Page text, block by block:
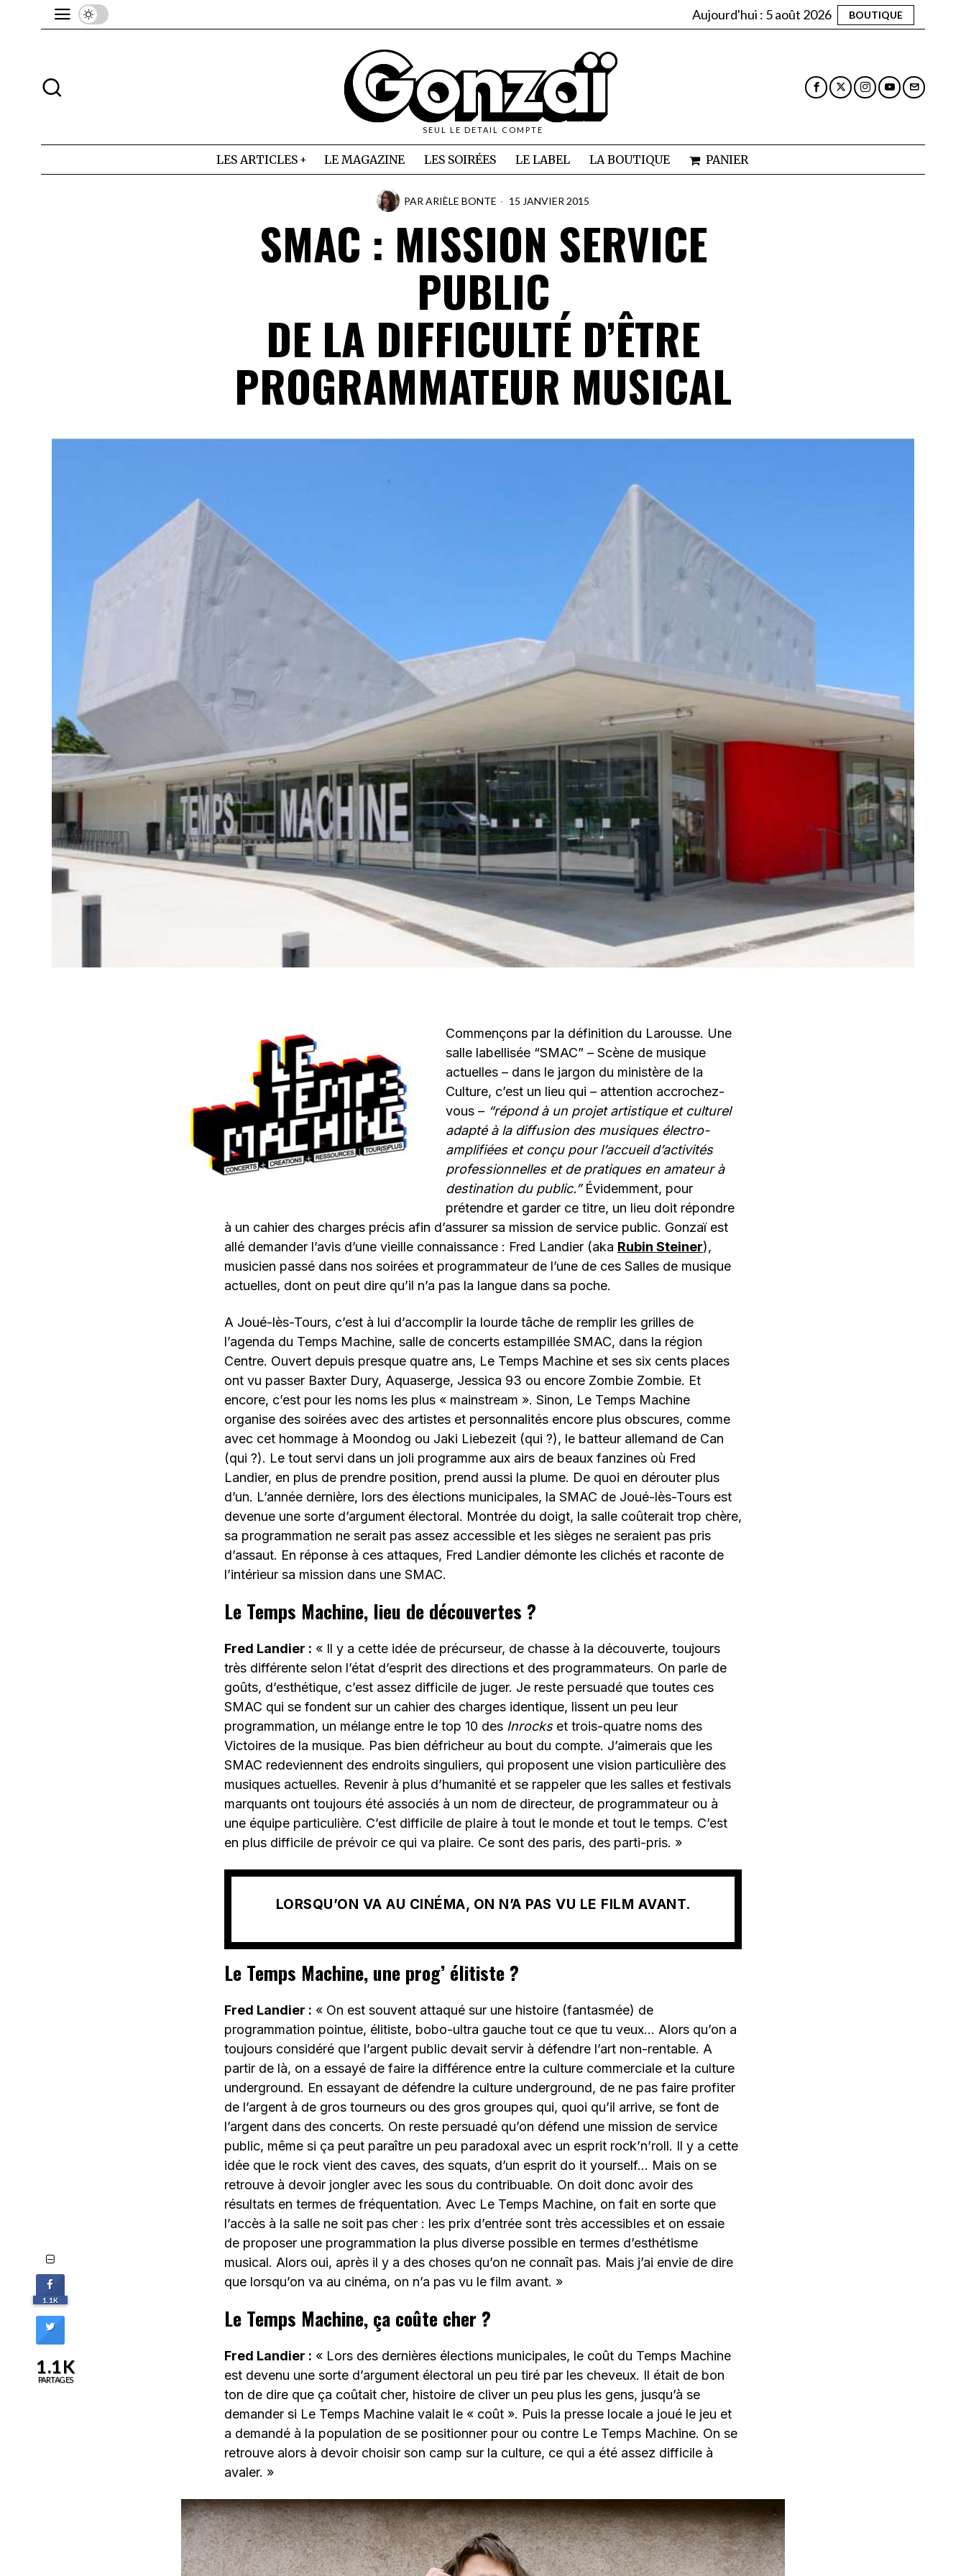
Aujourd'hui : 5 août 2026 BOUTIQUE
SEUL LE DETAIL COMPTE
LES ARTICLES LE MAGAZINE LES SOIRÉES LE LABEL LA BOUTIQUE PANIER
PAR ARIÈLE BONTE 15 JANVIER 2015
SMAC : MISSION SERVICE
PUBLIC
DE LA DIFFICULTÉ D’ÊTRE
PROGRAMMATEUR MUSICAL
Commençons par la définition du Larousse. Une
salle labellisée “SMAC” – Scène de musique
actuelles – dans le jargon du ministère de la
Culture, c’est un lieu qui – attention accrochez-
vous – “répond à un projet artistique et culturel
adapté à la diffusion des musiques électro-
amplifiées et conçu pour l’accueil d’activités
professionnelles et de pratiques en amateur à
destination du public.”Évidemment, pour
prétendre et garder ce titre, un lieu doit répondre
à un cahier des charges précis afin d’assurer sa mission de service public. Gonzaï est
allé demander l’avis d’une vieille connaissance : Fred Landier (aka Rubin Steiner),
musicien passé dans nos soirées et programmateur de l’une de ces Salles de musique
actuelles, dont on peut dire qu’il n’a pas la langue dans sa poche.
A Joué-lès-Tours, c’est à lui d’accomplir la lourde tâche de remplir les grilles de
l’agenda du Temps Machine, salle de concerts estampillée SMAC, dans la région
Centre. Ouvert depuis presque quatre ans, Le Temps Machine et ses six cents places
ont vu passer Baxter Dury, Aquaserge, Jessica 93 ou encore Zombie Zombie. Et
encore, c’est pour les noms les plus « mainstream ». Sinon, Le Temps Machine
organise des soirées avec des artistes et personnalités encore plus obscures, comme
avec cet hommage à Moondog ou Jaki Liebezeit (qui ?), le batteur allemand de Can
(qui ?). Le tout servi dans un joli programme aux airs de beaux fanzines où Fred
Landier, en plus de prendre position, prend aussi la plume. De quoi en dérouter plus
d’un. L’année dernière, lors des élections municipales, la SMAC de Joué-lès-Tours est
devenue une sorte d’argument électoral. Montrée du doigt, la salle coûterait trop chère,
sa programmation ne serait pas assez accessible et les sièges ne seraient pas pris
d’assaut. En réponse à ces attaques, Fred Landier démonte les clichés et raconte de
l’intérieur sa mission dans une SMAC.
Le Temps Machine, lieu de découvertes ?
Fred Landier : « Il y a cette idée de précurseur, de chasse à la découverte, toujours
très différente selon l’état d’esprit des directions et des programmateurs. On parle de
goûts, d’esthétique, c’est assez difficile de juger. Je reste persuadé que toutes ces
SMAC qui se fondent sur un cahier des charges identique, lissent un peu leur
programmation, un mélange entre le top 10 des Inrockset trois-quatre noms des
Victoires de la musique. Pas bien défricheur au bout du compte. J’aimerais que les
SMAC redeviennent des endroits singuliers, qui proposent une vision particulière des
musiques actuelles. Revenir à plus d’humanité et se rappeler que les salles et festivals
marquants ont toujours été associés à un nom de directeur, de programmateur ou à
une équipe particulière. C’est difficile de plaire à tout le monde et tout le temps. C’est
en plus difficile de prévoir ce qui va plaire. Ce sont des paris, des parti-pris. »
LORSQU’ON VA AU CINÉMA, ON N’A PAS VU LE FILM AVANT.
Le Temps Machine, une prog’ élitiste ?
Fred Landier : « On est souvent attaqué sur une histoire (fantasmée) de
programmation pointue, élitiste, bobo-ultra gauche tout ce que tu veux… Alors qu’on a
toujours considéré que l’argent public devait servir à défendre l’art non-rentable. A
partir de là, on a essayé de faire la différence entre la culture commerciale et la culture
underground. En essayant de défendre la culture underground, de ne pas faire profiter
de l’argent à de gros tourneurs ou des gros groupes qui, quoi qu’il arrive, se font de
l’argent dans des concerts. On reste persuadé qu’on défend une mission de service
public, même si ça peut paraître un peu paradoxal avec un esprit rock’n’roll. Il y a cette
idée que le rock vient des caves, des squats, d’un esprit do it yourself… Mais on se
retrouve à devoir jongler avec les sous du contribuable. On doit donc avoir des
résultats en termes de fréquentation. Avec Le Temps Machine, on fait en sorte que
l’accès à la salle ne soit pas cher : les prix d’entrée sont très accessibles et on essaie
de proposer une programmation la plus diverse possible en termes d’esthétisme
musical. Alors oui, après il y a des choses qu’on ne connaît pas. Mais j’ai envie de dire
que lorsqu’on va au cinéma, on n’a pas vu le film avant. »
Le Temps Machine, ça coûte cher ?
Fred Landier : « Lors des dernières élections municipales, le coût du Temps Machine
est devenu une sorte d’argument électoral un peu tiré par les cheveux. Il était de bon
ton de dire que ça coûtait cher, histoire de cliver un peu plus les gens, jusqu’à se
demander si Le Temps Machine valait le « coût ». Puis la presse locale a joué le jeu et
a demandé à la population de se positionner pour ou contre Le Temps Machine. On se
retrouve alors à devoir choisir son camp sur la culture, ce qui a été assez difficile à
avaler. »
1.1K
1.1K
PARTAGES